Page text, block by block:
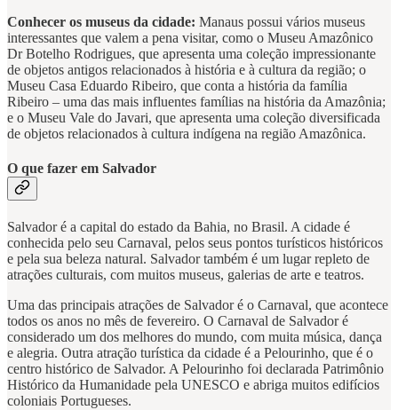
Conhecer os museus da cidade: Manaus possui vários museus
interessantes que valem a pena visitar, como o Museu Amazônico
Dr Botelho Rodrigues, que apresenta uma coleção impressionante
de objetos antigos relacionados à história e à cultura da região; o
Museu Casa Eduardo Ribeiro, que conta a história da família
Ribeiro – uma das mais influentes famílias na história da Amazônia;
e o Museu Vale do Javari, que apresenta uma coleção diversificada
de objetos relacionados à cultura indígena na região Amazônica.
O que fazer em Salvador
Salvador é a capital do estado da Bahia, no Brasil. A cidade é
conhecida pelo seu Carnaval, pelos seus pontos turísticos históricos
e pela sua beleza natural. Salvador também é um lugar repleto de
atrações culturais, com muitos museus, galerias de arte e teatros.
Uma das principais atrações de Salvador é o Carnaval, que acontece
todos os anos no mês de fevereiro. O Carnaval de Salvador é
considerado um dos melhores do mundo, com muita música, dança
e alegria. Outra atração turística da cidade é a Pelourinho, que é o
centro histórico de Salvador. A Pelourinho foi declarada Patrimônio
Histórico da Humanidade pela UNESCO e abriga muitos edifícios
coloniais Portugueses.